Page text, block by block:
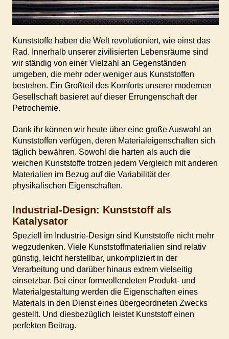
Kunststoffe haben die Welt revolutioniert, wie einst das
Rad. Innerhalb unserer zivilisierten Lebensräume sind
wir ständig von einer Vielzahl an Gegenständen
umgeben, die mehr oder weniger aus Kunststoffen
bestehen. Ein Großteil des Komforts unserer modernen
Gesellschaft basieret auf dieser Errungenschaft der
Petrochemie.
Dank ihr können wir heute über eine große Auswahl an
Kunststoffen verfügen, deren Materialeigenschaften sich
täglich bewähren. Sowohl die harten als auch die
weichen Kunststoffe trotzen jedem Vergleich mit anderen
Materialien im Bezug auf die Variabilität der
physikalischen Eigenschaften.
Industrial-Design: Kunststoff als
Katalysator
Speziell im Industrie-Design sind Kunststoffe nicht mehr
wegzudenken. Viele Kunststoffmaterialien sind relativ
günstig, leicht herstellbar, unkompliziert in der
Verarbeitung und darüber hinaus extrem vielseitig
einsetzbar. Bei einer formvollendeten Produkt- und
Materialgestaltung werden die Eigenschaften eines
Materials in den Dienst eines übergeordneten Zwecks
gestellt. Und diesbezüglich leistet Kunststoff einen
perfekten Beitrag.